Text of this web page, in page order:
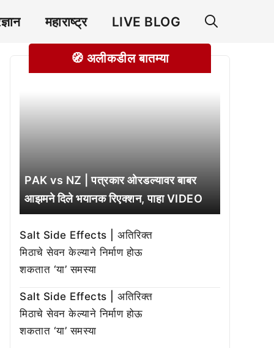
महाराष्ट्र LIVE BLOG
🧭 अलीकडील बातम्या
PAK vs NZ | पत्रकार ओरडल्यावर बाबर
आझमने दिले भयानक रिएक्शन, पाहा VIDEO
Salt Side Effects | अतिरिक्त
मिठाचे सेवन केल्याने निर्माण होऊ
शकतात ‘या’ समस्या
Salt Side Effects | अतिरिक्त
मिठाचे सेवन केल्याने निर्माण होऊ
शकतात ‘या’ समस्या